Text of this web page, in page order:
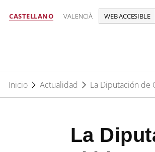
CASTELLANO VALENCIÀ WEB ACCESIBLE
Inicio
Actualidad La Diputación de
La